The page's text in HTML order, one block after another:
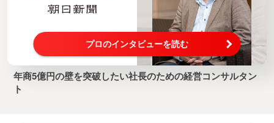
プロのインタビューを読む
年商5億円の壁を突破したい社長のための経営コンサルタン
ト